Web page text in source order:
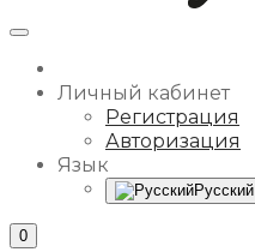
Личный кабинет
Регистрация
Авторизация
Язык
Русский
0